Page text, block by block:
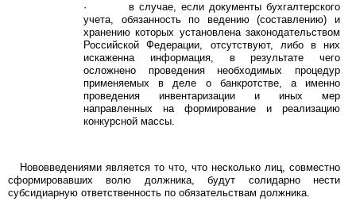
· в случае, если документы бухгалтерского
учета, обязанность по ведению (составлению) и
хранению которых установлена законодательством
Российской Федерации, отсутствуют, либо в них
искаженна информация, в результате чего
осложнено проведения необходимых процедур
применяемых в деле о банкротстве, а именно
проведения инвентаризации и иных мер
направленных на формирование и реализацию
конкурсной массы.
Нововведениями является то что, что несколько лиц, совместно
сформировавших волю должника, будут солидарно нести
субсидиарную ответственность по обязательствам должника.